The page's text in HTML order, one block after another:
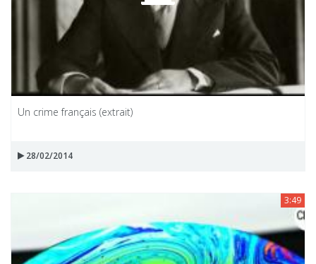
Un crime français (extrait)
28/02/2014
3:49